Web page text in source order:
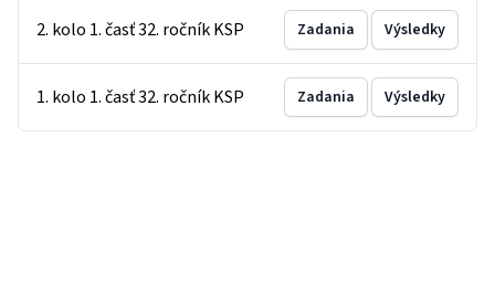
2. kolo 1. časť 32. ročník KSP Zadania Výsledky
1. kolo 1. časť 32. ročník KSP Zadania Výsledky